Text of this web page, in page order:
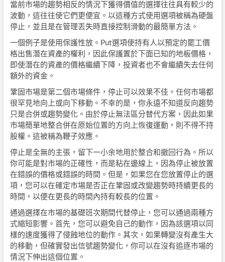
當前市場的趨勢相反的情況下獲得價值的選擇往往具有較少的
波動，這往往使它們更便宜。以這種方式使用選項被稱為硬盤
停止，並且是在管理丟失時直接控制滑動的最簡單方法。
一個例子是使用保護性放。Put選項使持有人以預定的罷工價
格出售潛在資產的權利，因此保護置於下面已知的地板價格，
即使潛在的資產的價格繼續下降，投資者也不會繼續失去任何
額外的資金。
鞏固市場是第二個市場條件，停止可以效果不佳。任何市場都
很罕見地向上或向下移動。不幸的是，你永遠不知道反向趨勢
只是合併或趨勢變化。由於停止無法區分替代方案，因此如果
市場簡單地整合併在原始位置的方向上恢復運動，則不得不持
股權。這被稱為鞭子效應。
停止是全無的主張，留下一小余地用於整合和撤回行為。所以
你可能是對市場的正確性，而是粘在邊線上，因為停止被放置
在錯誤的價格或錯誤的時間。但是，如果您在您放置停止的選
項，您可以在確定市場是否正在鞏固或改變趨勢時持續更長的
時間，以便在更長的時間內持有較長的位置。
通過選擇在市場的基礎班次期間代替停止，您可以通過兩種方
式縮短影響。首先，您可以避免自己的動作，因為該選項以同
樣的速度獲得了侵蝕地位的動作。其次，如果轉變沒有產生大
的移動，但確實發出信號趨勢變化，你可以在沒有追逐市場的
情況下伸出這個位置。